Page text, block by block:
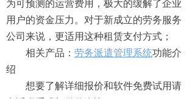
为可预测的运营费用，极大的缓解了企业
用户的资金压力。对于新成立的劳务服务
公司来说，更适用这种租赁支付方式；
相关产品： 劳务派遣管理系统功能介
绍
想要了解详细报价和软件免费试用请